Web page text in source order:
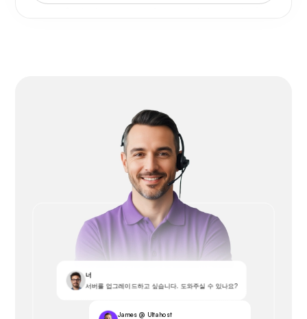
너
서버를 업그레이드하고 싶습니다. 도와주실 수 있나요?
James @ Ultahost